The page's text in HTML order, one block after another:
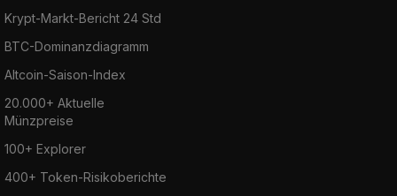
Krypt-Markt-Bericht 24 Std
BTC-Dominanzdiagramm
Altcoin-Saison-Index
20.000+ Aktuelle
Münzpreise
100+ Explorer
400+ Token-Risikoberichte